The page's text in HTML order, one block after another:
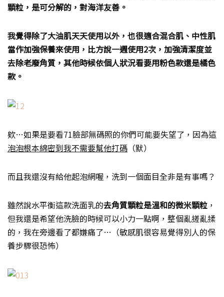
顆粒，是可分解的，對海洋友善。
我覺得除了大油肌天天使用以外，也很適合混合肌、中性肌
當作加強保養來使用，比方說一週使用2次，加強清潔度並
去除老廢角質，其他時候依個人狀況看要用粉色款還是橘色
款。
欸…如果是要看71臉部無碼照的你們可能要失望了，因為這
泡泡根本綿密到我不需要幫他打碼 （默）
而且我還沒有給他起泡網喔，洗到一個面目全非是有事嗎？
雖然說水平衡這款洗面乳的去角質顆粒是溫和的微米顆粒 ，
但我還是希望他洗臉的時候可以小力一點啊，整個亂搓亂揉
的，我在旁邊看了都嫌痛了…（敏感肌很容易覺得別人的保
養步驟很恐怖）